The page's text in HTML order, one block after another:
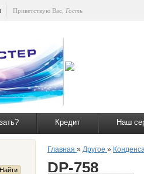
Приветствую Вас Гость
Кредит Наш
Главная » Другое »
DP-758